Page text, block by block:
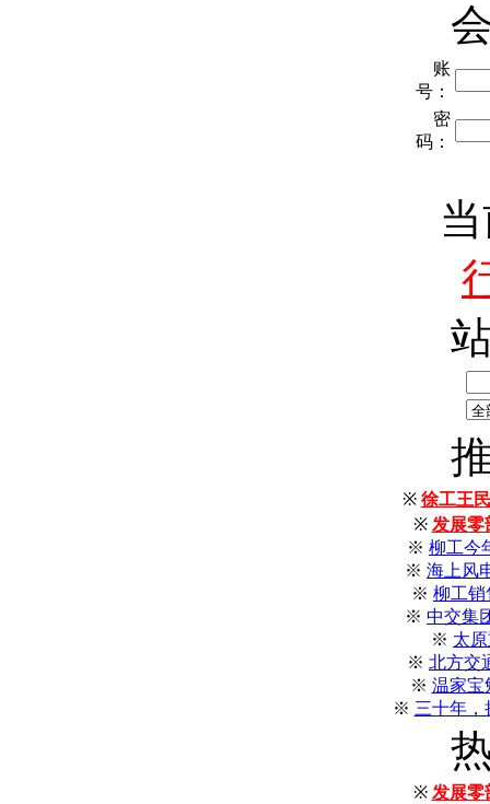
账
号：
密
码：
※ 徐工王
※ 发展
※ 柳工今
※ 海上风
※ 柳工
※ 中交集
※ 太
※ 北方交
※ 温家宝
※ 三十年
※ 发展